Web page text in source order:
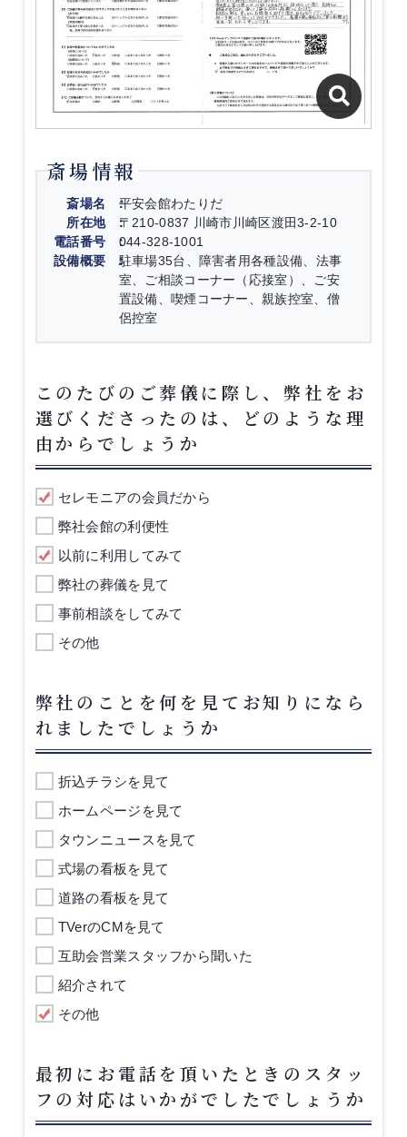
斎場情報
斎場名
平安会館わたりだ
所在地
〒210-0837 川崎市川崎区渡田3-2-10
電話番号
044-328-1001
設備概要
駐車場35台、障害者用各種設備、法事
室、ご相談コーナー（応接室）、ご安
置設備、喫煙コーナー、親族控室、僧
侶控室
このたびのご葬儀に際し、弊社をお
選びくださったのは、どのような理
由からでしょうか
セレモニアの会員だから
弊社会館の利便性
以前に利用してみて
弊社の葬儀を見て
事前相談をしてみて
その他
弊社のことを何を見てお知りになら
れましたでしょうか
折込チラシを見て
ホームページを見て
タウンニュースを見て
式場の看板を見て
道路の看板を見て
TVerのCMを見て
互助会営業スタッフから聞いた
紹介されて
その他
最初にお電話を頂いたときのスタッ
フの対応はいかがでしたでしょうか